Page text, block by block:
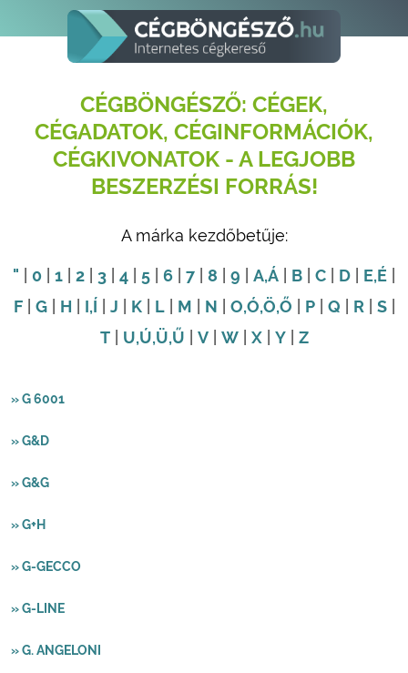
CÉGBÖNGÉSZŐ: CÉGEK,
CÉGADATOK, CÉGINFORMÁCIÓK,
CÉGKIVONATOK - A LEGJOBB
BESZERZÉSI FORRÁS!
A márka kezdőbetűje:
" 0 1 2 3 4 5 6 7 8 9 A,Á B C D E,É
F| G| H I,Í J K| L| M N O,Ó,Ö,Ő P| Q R S|
T| U,Ú,Ü,Ű V| W| X| Y| Z
» G 6001
» G&D
» G&G
» G+H
» G-GECCO
» G-LINE
» G. ANGELONI